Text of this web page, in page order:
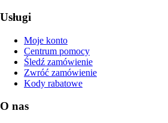
Usługi
Moje konto
Centrum pomocy
Śledź zamówienie
Zwróć zamówienie
Kody rabatowe
O nas